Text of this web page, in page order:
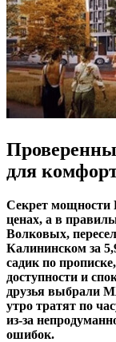
для
Секрет мощности
ценах, а в
Волковых,
Калининском за
садик по
доступности и
друзья выбрали
утро тратят по
из-за
ошибок.